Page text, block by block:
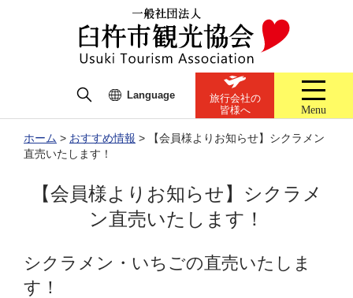
Language
旅行会社の
皆様へ
Menu
ホーム > おすすめ情報 >
【会員様よりお知らせ】シクラメン
直売いたします！
【会員様よりお知らせ】シクラメ
ン直売いたします！
シクラメン・いちごの直売いたしま
す！